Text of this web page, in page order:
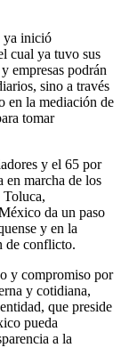
ya inició
cual ya tuvo sus
empresas podrán
sino a través
en la mediación de
tomar
y el 65 por
en marcha de los
Toluca,
da un paso
y en la
de conflicto.
y compromiso por
y cotidiana,
que preside
pueda
a la